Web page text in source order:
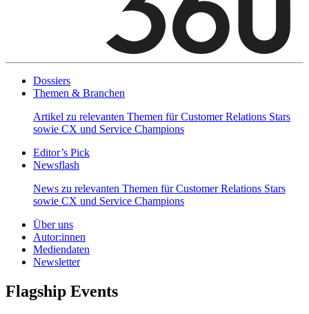
Dossiers
Themen & Branchen
Artikel zu relevanten Themen für Customer Relations Stars
sowie CX und Service Champions
Editor’s Pick
Newsflash
News zu relevanten Themen für Customer Relations Stars
sowie CX und Service Champions
Über uns
Autor:innen
Mediendaten
Newsletter
Flagship Events